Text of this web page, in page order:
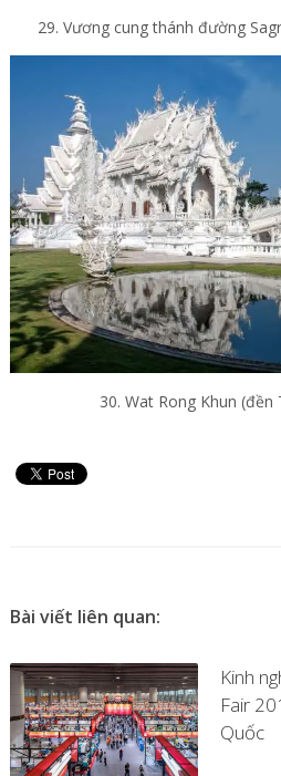
29. Vương cung thánh đường
30. Wat Rong Khun (đền
Bài viết liên quan:
Kinh
Fair
Quốc